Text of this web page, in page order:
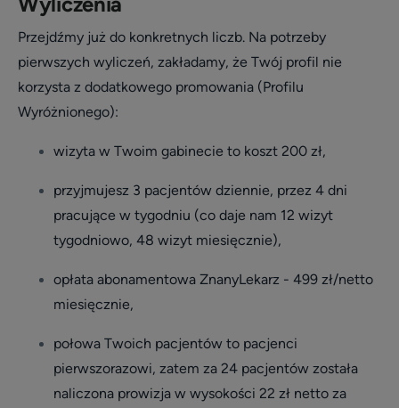
Przejdźmy już do konkretnych liczb. Na potrzeby
pierwszych wyliczeń, zakładamy, że Twój profil nie
korzysta z dodatkowego promowania (Profilu
Wyróżnionego):
wizyta w Twoim gabinecie to koszt 200 zł,
przyjmujesz 3 pacjentów dziennie, przez 4 dni
pracujące w tygodniu (co daje nam 12 wizyt
tygodniowo, 48 wizyt miesięcznie),
opłata abonamentowa ZnanyLekarz - 499 zł/netto
miesięcznie,
połowa Twoich pacjentów to pacjenci
pierwszorazowi, zatem za 24 pacjentów została
naliczona prowizja w wysokości 22 zł netto za